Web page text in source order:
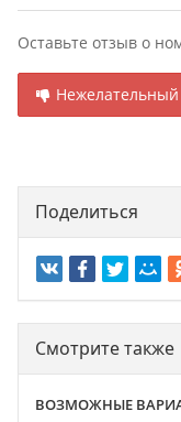
Оставьте отзыв о
Нежелательный
Поделиться
Смотрите также
ВОЗМОЖНЫЕ